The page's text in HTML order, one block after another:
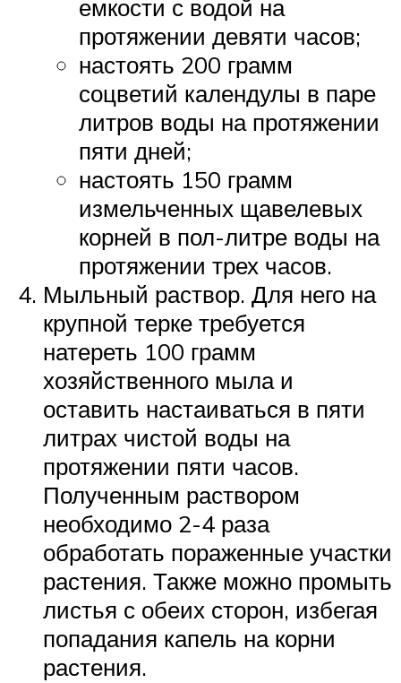
емкости с водой на
протяжении девяти часов;
настоять 200 грамм
соцветий календулы в паре
литров воды на протяжении
пяти дней;
настоять 150 грамм
измельченных щавелевых
корней в пол-литре воды на
протяжении трех часов.
Мыльный раствор. Для него на
крупной терке требуется
натереть 100 грамм
хозяйственного мыла и
оставить настаиваться в пяти
литрах чистой воды на
протяжении пяти часов.
Полученным раствором
необходимо 2-4 раза
обработать пораженные участки
растения. Также можно промыть
листья с обеих сторон, избегая
попадания капель на корни
растения.